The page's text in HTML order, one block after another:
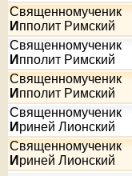
Священномученик
И пполит Римский
Священномученик
И пполит Римский
Священномученик
И пполит Римский
Священномученик
И риней Лионский
Священномученик
И риней Лионский